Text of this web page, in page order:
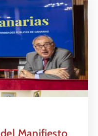
Manifiesto